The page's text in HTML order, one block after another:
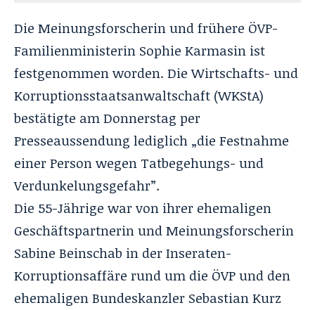
Die Meinungsforscherin und frühere ÖVP-
Familienministerin Sophie Karmasin ist
festgenommen worden. Die Wirtschafts- und
Korruptionsstaatsanwaltschaft (WKStA)
bestätigte am Donnerstag per
Presseaussendung lediglich „die Festnahme
einer Person wegen Tatbegehungs- und
Verdunkelungsgefahr”.
Die 55-Jährige war von ihrer ehemaligen
Geschäftspartnerin und Meinungsforscherin
Sabine Beinschab in der Inseraten-
Korruptionsaffäre rund um die ÖVP und den
ehemaligen Bundeskanzler Sebastian Kurz